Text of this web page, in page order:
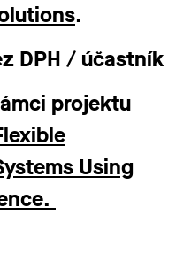
.
DPH / účastník
projektu
Using